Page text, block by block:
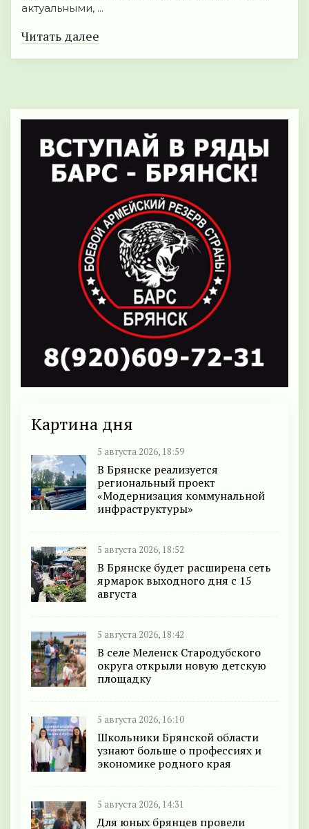
актуальными, ...
Читать далее
Картина дня
5 августа 2026, 18:59
В Брянске реализуется
региональный проект
«Модернизация коммунальной
инфраструктуры»
5 августа 2026, 18:52
В Брянске будет расширена сеть
ярмарок выходного дня с 15
августа
5 августа 2026, 18:42
В селе Меленск Стародубского
округа открыли новую детскую
площадку
5 августа 2026, 16:10
Школьники Брянской области
узнают больше о профессиях и
экономике родного края
5 августа 2026, 14:31
Для юных брянцев провели